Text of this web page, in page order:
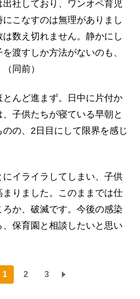
社しており、ワンオペ育児
こなすのは無理がありまし
数え切れません。静かにし
渡すしか方法がないのも、
同前）
んど進まず。日中に片付か
子供たちが寝ている早朝と
の、2日目にして限界を感じ
にイライラしてしまい、子供
りました。このままでは仕
か、破滅です。今後の感染
保育園と相談したいと思い
1 2 3